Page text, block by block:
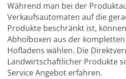
Während man bei der
Verkaufsautomaten auf die
Produkte beschränkt ist,
Abholboxen aus der
Hofladens wählen. Die
Landwirtschaftlicher Produkte
Service Angebot erfahren.